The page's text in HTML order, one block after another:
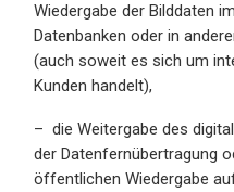
Wiedergabe der Bilddaten
Datenbanken oder in
(auch soweit es sich um
Kunden handelt),
– die Weitergabe des
der Datenfernübertragung
öffentlichen Wiedergabe